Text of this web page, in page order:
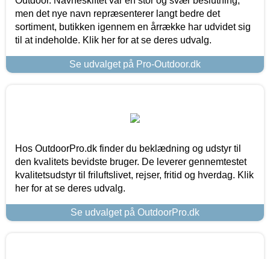
men det nye navn repræsenterer langt bedre det
sortiment, butikken igennem en årrække har udvidet sig
til at indeholde. Klik her for at se deres udvalg.
Se udvalget på Pro-Outdoor.dk
Hos OutdoorPro.dk finder du beklædning og udstyr til
den kvalitets bevidste bruger. De leverer gennemtestet
kvalitetsudstyr til friluftslivet, rejser, fritid og hverdag. Klik
her for at se deres udvalg.
Se udvalget på OutdoorPro.dk